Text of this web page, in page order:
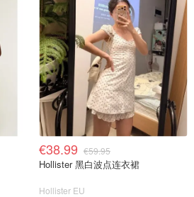
€38.99 €59.95
Hollister 黑白波点连衣裙
Hollister EU